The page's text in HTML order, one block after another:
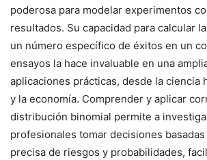
poderosa para modelar experimentos
resultados. Su capacidad para calcular
un número específico de éxitos en un
ensayos la hace invaluable en una
aplicaciones prácticas, desde la ciencia
y la economía. Comprender y aplicar
distribución binomial permite a
profesionales tomar decisiones
precisa de riesgos y probabilidades,